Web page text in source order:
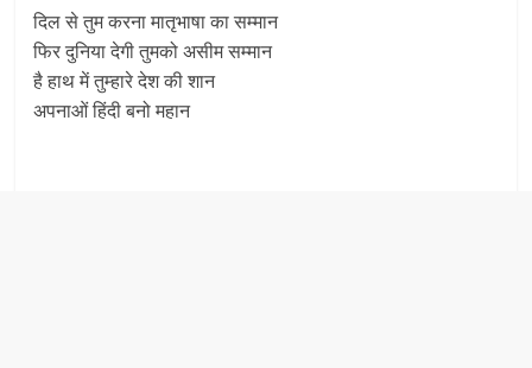
दिल से तुम करना मातृभाषा का सम्मान
फिर दुनिया देगी तुमको असीम सम्मान
है हाथ में तुम्हारे देश की शान
अपनाओं हिंदी बनो महान